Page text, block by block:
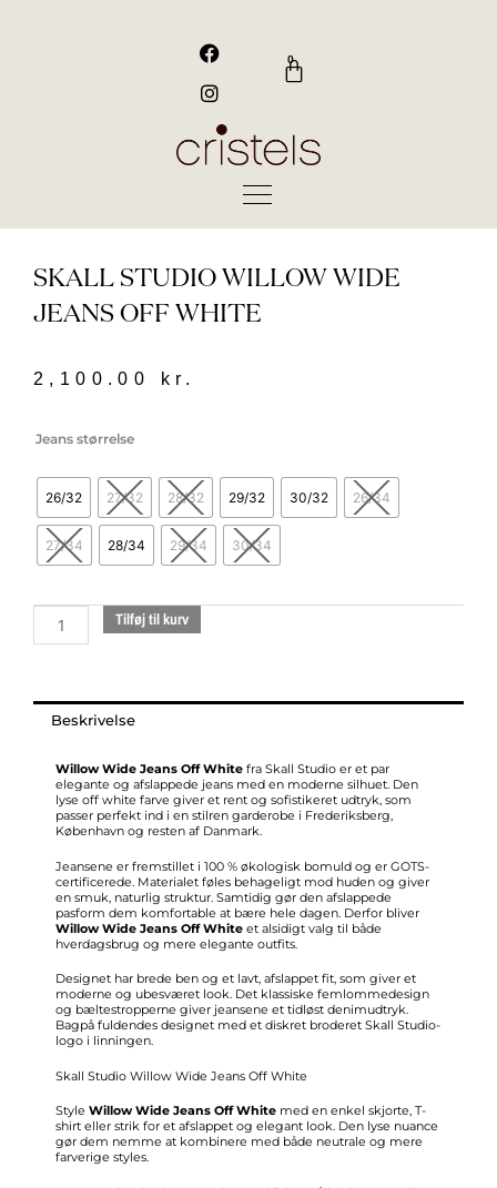
F
a
c
e
b
o
I
n
s
t
a
g
0
Kurv
SKALL STUDIO WILLOW WIDE
JEANS OFF WHITE
2,100.00 kr.
Jeans størrelse
26/32 27/32 28/32 29/32 30/32 26/34
27/34 28/34 29/34 30/34
Willow
wide
jeans
off
Tilføj til kurv
Beskrivelse
Willow Wide Jeans Off White fra Skall Studio er et par
elegante og afslappede jeans med en moderne silhuet. Den
lyse off white farve giver et rent og sofistikeret udtryk, som
passer perfekt ind i en stilren garderobe i Frederiksberg,
København og resten af Danmark.
Jeansene er fremstillet i 100 % økologisk bomuld og er GOTS-
certificerede. Materialet føles behageligt mod huden og giver
en smuk, naturlig struktur. Samtidig gør den afslappede
pasform dem komfortable at bære hele dagen. Derfor bliver
Willow Wide Jeans Off White et alsidigt valg til både
hverdagsbrug og mere elegante outfits.
Designet har brede ben og et lavt, afslappet fit, som giver et
moderne og ubesværet look. Det klassiske femlommedesign
og bæltestropperne giver jeansene et tidløst denimudtryk.
Bagpå fuldendes designet med et diskret broderet Skall Studio-
logo i linningen.
Skall Studio Willow Wide Jeans Off White
Style Willow Wide Jeans Off White med en enkel skjorte, T-
shirt eller strik for et afslappet og elegant look. Den lyse nuance
gør dem nemme at kombinere med både neutrale og mere
farverige styles.